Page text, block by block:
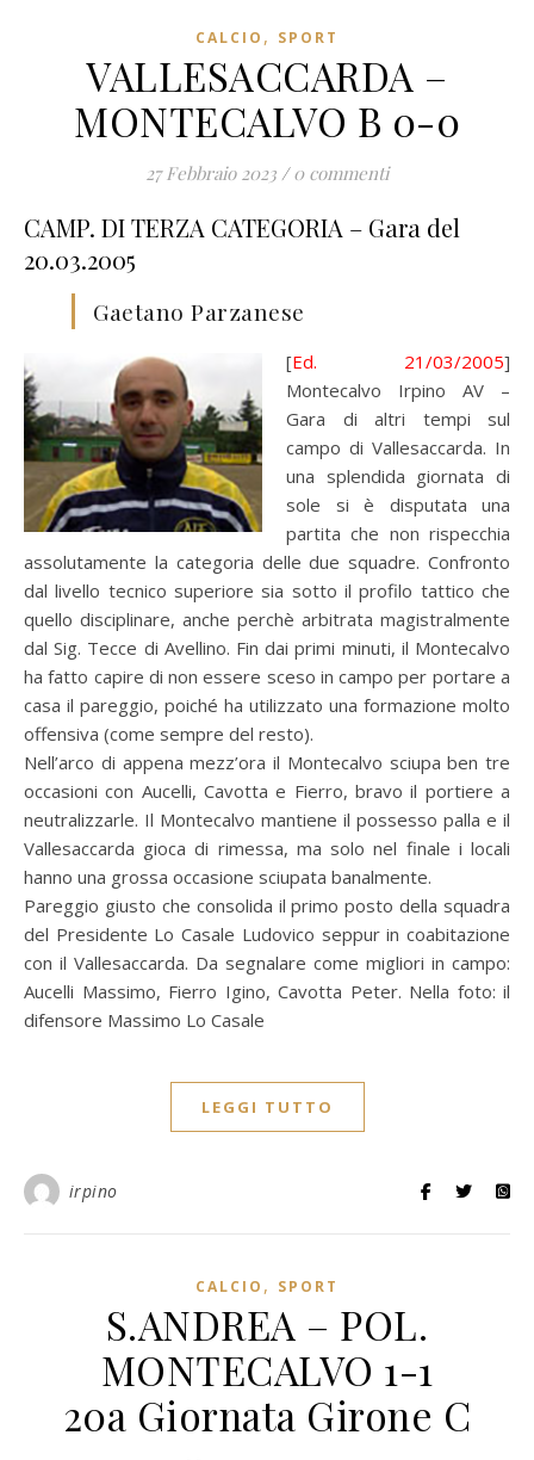
CALCIO , SPORT
VALLESACCARDA –
MONTECALVO B 0-0
27 Febbraio 2023 / 0 commenti
CAMP. DI TERZA CATEGORIA – Gara del
20.03.2005
Gaetano Parzanese
[ Ed. 21/03/2005]
Montecalvo Irpino AV –
Gara di altri tempi sul
campo di Vallesaccarda. In
una splendida giornata di
sole si è disputata una
partita che non rispecchia
assolutamente la categoria delle due squadre. Confronto
dal livello tecnico superiore sia sotto il profilo tattico che
quello disciplinare, anche perchè arbitrata magistralmente
dal Sig. Tecce di Avellino. Fin dai primi minuti, il Montecalvo
ha fatto capire di non essere sceso in campo per portare a
casa il pareggio, poiché ha utilizzato una formazione molto
offensiva (come sempre del resto).
Nell’arco di appena mezz’ora il Montecalvo sciupa ben tre
occasioni con Aucelli, Cavotta e Fierro, bravo il portiere a
neutralizzarle. Il Montecalvo mantiene il possesso palla e il
Vallesaccarda gioca di rimessa, ma solo nel finale i locali
hanno una grossa occasione sciupata banalmente.
Pareggio giusto che consolida il primo posto della squadra
del Presidente Lo Casale Ludovico seppur in coabitazione
con il Vallesaccarda. Da segnalare come migliori in campo:
Aucelli Massimo, Fierro Igino, Cavotta Peter. Nella foto: il
difensore Massimo Lo Casale
LEGGI TUTTO
irpino
CALCIO , SPORT
S.ANDREA – POL.
MONTECALVO 1-1
20a Giornata Girone C